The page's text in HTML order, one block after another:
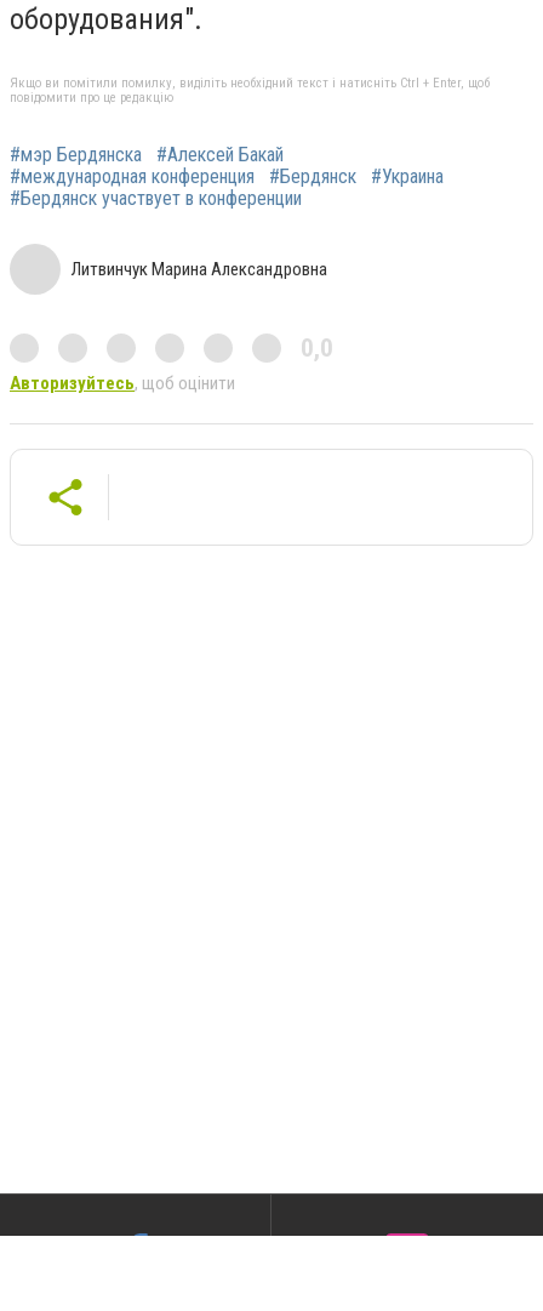
оборудования".
Якщо ви помітили помилку, виділіть необхідний текст і натисніть Ctrl + Enter, щоб
повідомити про це редакцію
#мэр Бердянска
#Алексей Бакай
#международная конференция
#Бердянск
#Украина
#Бердянск участвует в конференции
Литвинчук Марина Александровна
0,0
Авторизуйтесь, щоб оцінити